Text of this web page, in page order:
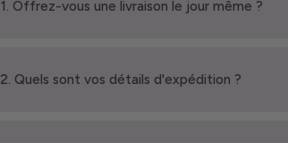
1. Offrez-vous une livraison le jour même ?
2. Quels sont vos détails d'expédition ?